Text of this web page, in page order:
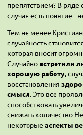
препятствием? В ряде
случая есть понятие -
Тем не менее
случайность
которая вносит
Случайно встретили
хорошую работу,
восстановления
смысл. Это все
способствовать
снижать количество
некоторые аспекты